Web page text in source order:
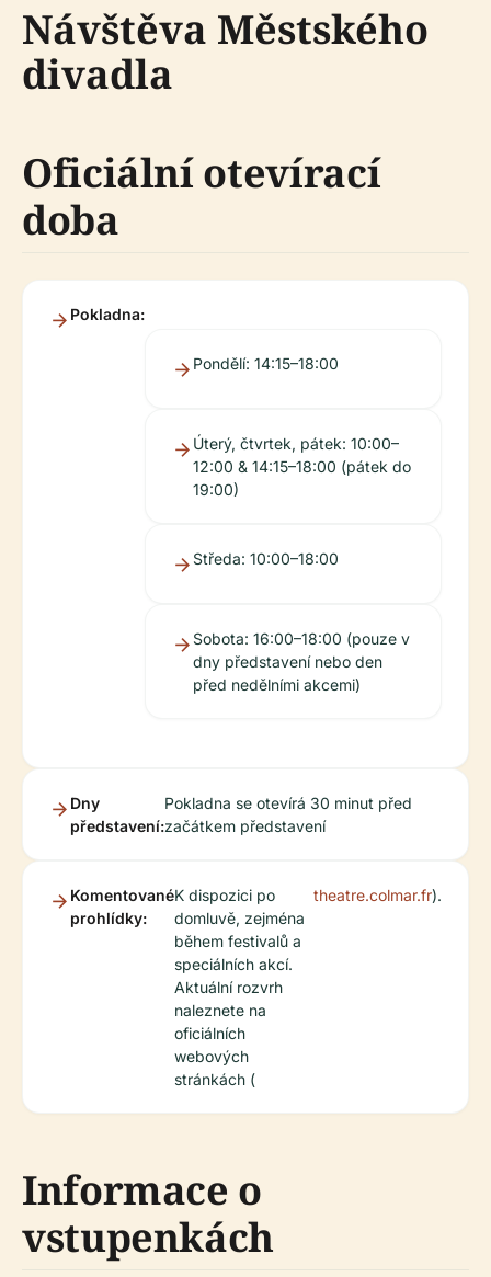
Návštěva Městského
divadla
Oficiální otevírací
doba
Pokladna:
Pondělí: 14:15–18:00
Úterý, čtvrtek, pátek: 10:00–
12:00 & 14:15–18:00 (pátek do
19:00)
Středa: 10:00–18:00
Sobota: 16:00–18:00 (pouze v
dny představení nebo den
před nedělními akcemi)
Dny
představení:
Pokladna se otevírá 30 minut před
začátkem představení
Komentované
prohlídky:
K dispozici po
domluvě, zejména
během festivalů a
speciálních akcí.
Aktuální rozvrh
naleznete na
oficiálních
webových
stránkách (
theatre.colmar.fr).
Informace o
vstupenkách